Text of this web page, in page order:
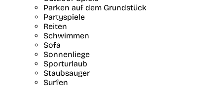
Parken auf dem Grundstück
Partyspiele
Reiten
Schwimmen
Sofa
Sonnenliege
Sporturlaub
Staubsauger
Surfen